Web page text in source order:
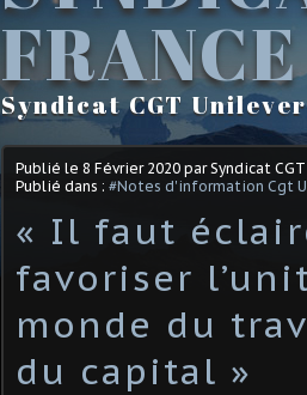
Syndicat CGT
Publié le 8 Février 2020 par Syndicat
Publié dans : #Notes d'information Cgt
« Il faut
favoriser
monde du
du capital »